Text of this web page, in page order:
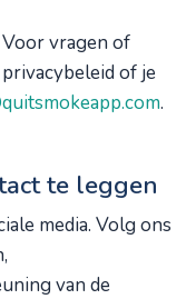
Voor vragen of
of je
.
te leggen
media. Volg ons
van de